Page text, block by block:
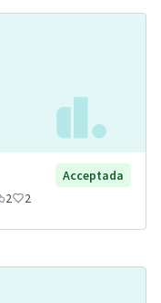
Acceptada
2 2